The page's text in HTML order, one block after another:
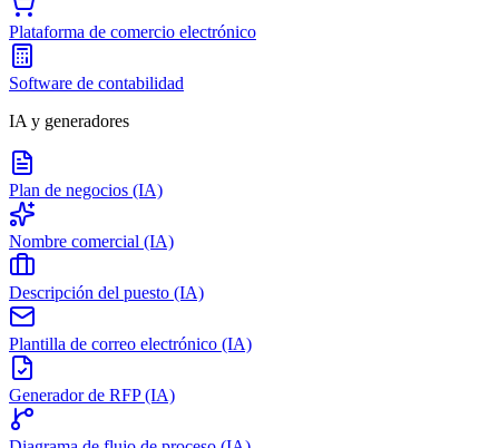
Plataforma de comercio electrónico
Software de contabilidad
IA y generadores
Plan de negocios (IA)
Nombre comercial (IA)
Descripción del puesto (IA)
Plantilla de correo electrónico (IA)
Generador de RFP (IA)